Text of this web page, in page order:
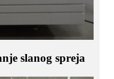
slanog spreja